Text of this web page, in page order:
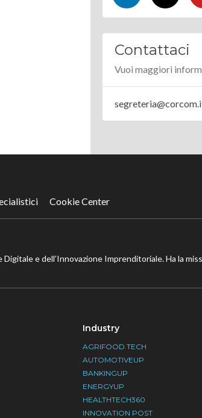
Contattaci
Vuoi maggiori
Cookie Center
e dell’Innovazione Imprenditoriale. Ha la
Industry
AGRIFOOD.TECH
AUTOMOTIVEUP
BANKINGUP
ENERGYUP
HEALTHTECH360
INNOVATION POST